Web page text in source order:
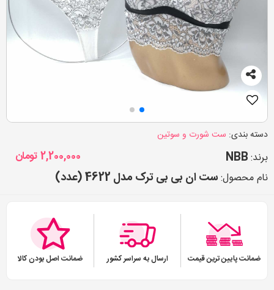
دسته بندی: ست شورت و سوتین
برند:NBB
2,200,000تومان
نام محصول:ست ان بی بی ترک مدل 4622 (عدد)
ضمانت پایین ترین قیمت ارسال به سراسر کشور ضمانت اصل بودن کالا